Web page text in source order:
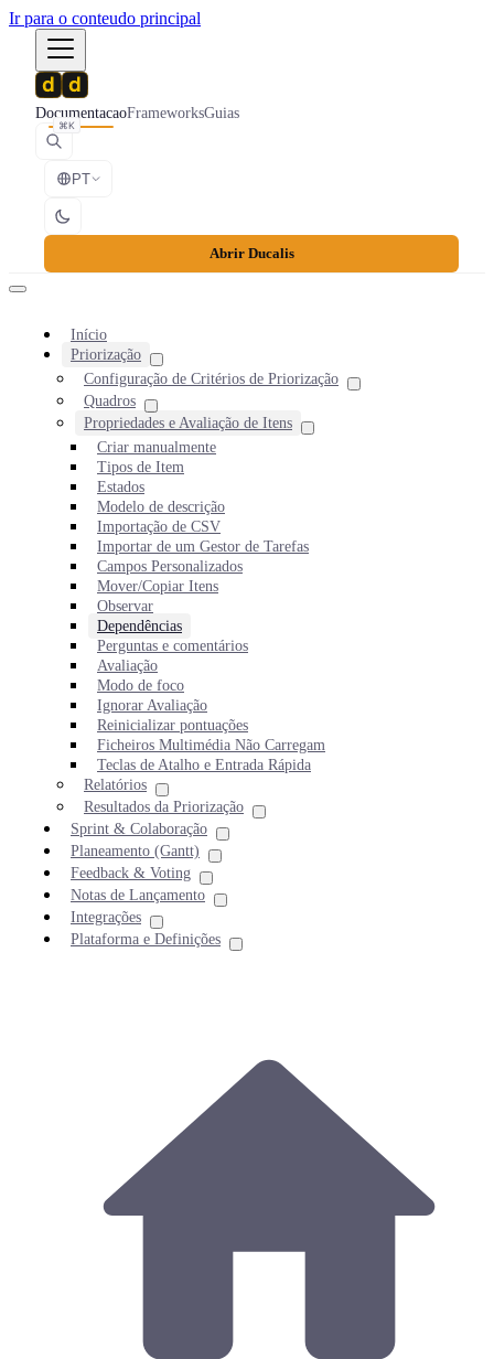
Ir para o conteudo principal
DocumentacaoFrameworksGuias
⌘K
PT
Abrir Ducalis
Início
Priorização
Configuração de Critérios de Priorização
Quadros
Propriedades e Avaliação de Itens
Criar manualmente
Tipos de Item
Estados
Modelo de descrição
Importação de CSV
Importar de um Gestor de Tarefas
Campos Personalizados
Mover/Copiar Itens
Observar
Dependências
Perguntas e comentários
Avaliação
Modo de foco
Ignorar Avaliação
Reinicializar pontuações
Ficheiros Multimédia Não Carregam
Teclas de Atalho e Entrada Rápida
Relatórios
Resultados da Priorização
Sprint & Colaboração
Planeamento (Gantt)
Feedback & Voting
Notas de Lançamento
Integrações
Plataforma e Definições